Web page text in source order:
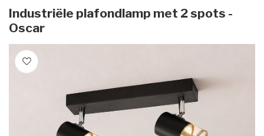
Industriële plafondlamp met 2 spots -
Oscar